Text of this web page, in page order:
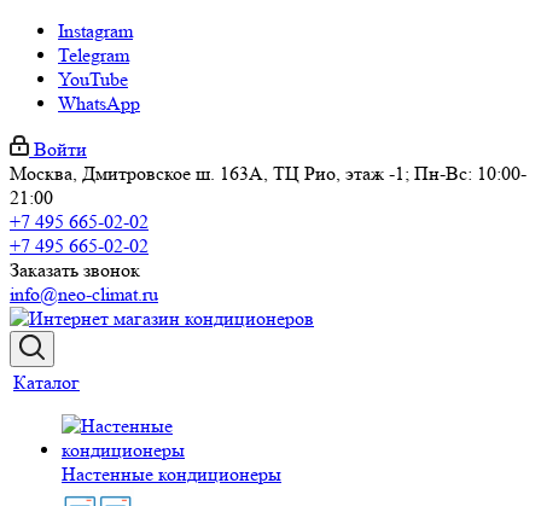
Instagram
Telegram
YouTube
WhatsApp
Войти
Москва, Дмитровское ш. 163А, ТЦ Рио, этаж -1; Пн-Вс: 10:00-
21:00
+7 495 665-02-02
+7 495 665-02-02
Заказать звонок
info@neo-climat.ru
Каталог
Настенные кондиционеры